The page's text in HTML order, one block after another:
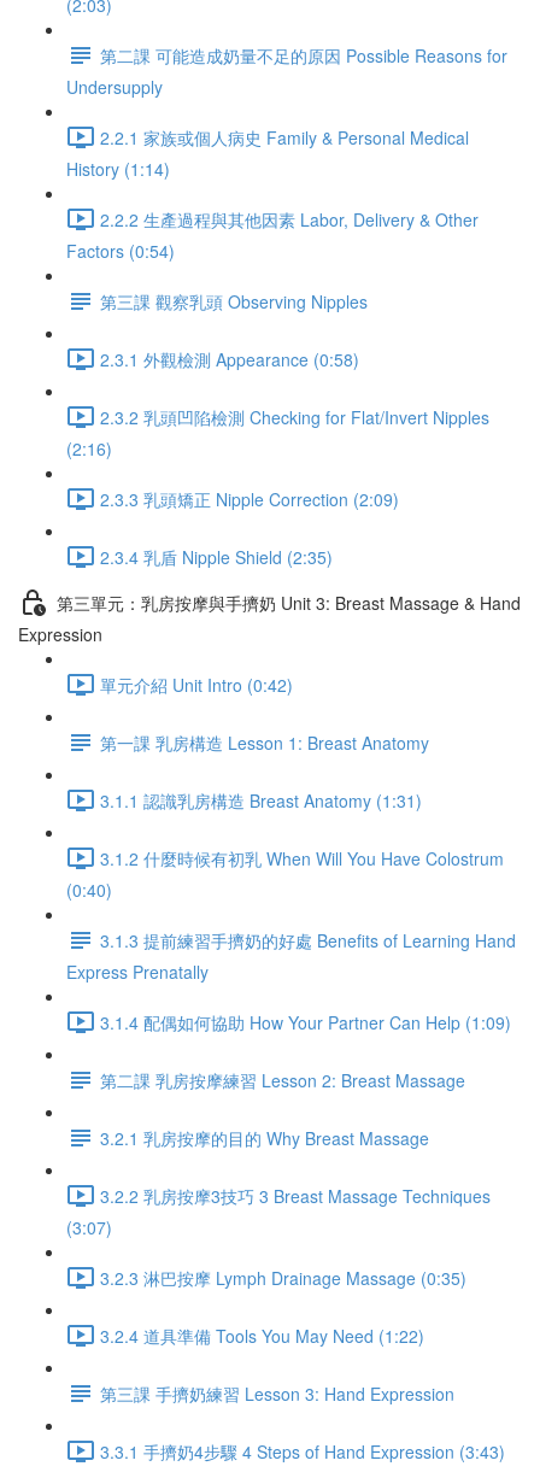
(2:03)
第二課 可能造成奶量不足的原因 Possible Reasons for
Undersupply
2.2.1 家族或個人病史 Family & Personal Medical
History (1:14)
2.2.2 生產過程與其他因素 Labor, Delivery & Other
Factors (0:54)
第三課 觀察乳頭 Observing Nipples
2.3.1 外觀檢測 Appearance (0:58)
2.3.2 乳頭凹陷檢測 Checking for Flat/Invert Nipples
(2:16)
2.3.3 乳頭矯正 Nipple Correction (2:09)
2.3.4 乳盾 Nipple Shield (2:35)
第三單元：乳房按摩與手擠奶 Unit 3: Breast Massage & Hand
Expression
單元介紹 Unit Intro (0:42)
第一課 乳房構造 Lesson 1: Breast Anatomy
3.1.1 認識乳房構造 Breast Anatomy (1:31)
3.1.2 什麼時候有初乳 When Will You Have Colostrum
(0:40)
3.1.3 提前練習手擠奶的好處 Benefits of Learning Hand
Express Prenatally
3.1.4 配偶如何協助 How Your Partner Can Help (1:09)
第二課 乳房按摩練習 Lesson 2: Breast Massage
3.2.1 乳房按摩的目的 Why Breast Massage
3.2.2 乳房按摩3技巧 3 Breast Massage Techniques
(3:07)
3.2.3 淋巴按摩 Lymph Drainage Massage (0:35)
3.2.4 道具準備 Tools You May Need (1:22)
第三課 手擠奶練習 Lesson 3: Hand Expression
3.3.1 手擠奶4步驟 4 Steps of Hand Expression (3:43)